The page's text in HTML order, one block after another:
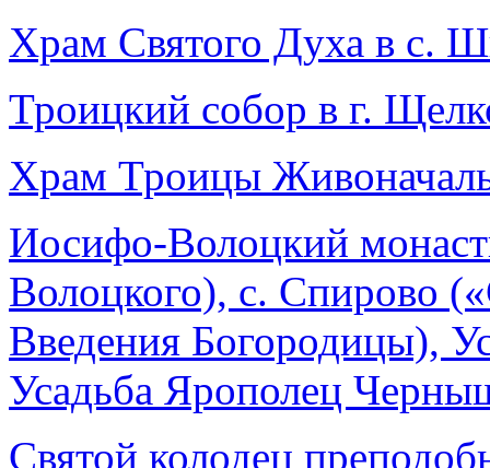
Храм Святого Духа в с.
Троицкий собор в г.
Храм Троицы
Иосифо-Волоцкий
Волоцкого), с. Спирово
Введения Богородицы),
Усадьба Ярополец
Святой колодец